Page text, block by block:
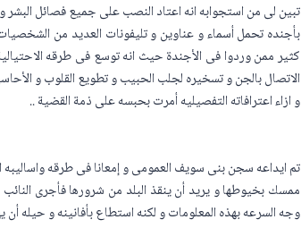
تبين لى من استجوابه انه اعتاد النصب على جميع فصائل
بأجنده تحمل أسماء و عناوين و تليفونات العديد من الشخصيات
كثير ممن وردوا فى الأجندة حيث انه توسع فى طرقه
الاتصال بالجن و تسخيره لجلب الحبيب و تطويع القلوب و
و ازاء اعترافاته التفصيليه أمرت بحبسه على ذمة القضية ..
تم ايداعه سجن بنى سويف العمومى و إمعانا فى طرقه واساليبه
ممسك بخيوطها و يريد أن ينقذ البلد من شرورها فأجرى النائب
وجه السرعه بهذه المعلومات و لكنه استطاع بأفانينه و